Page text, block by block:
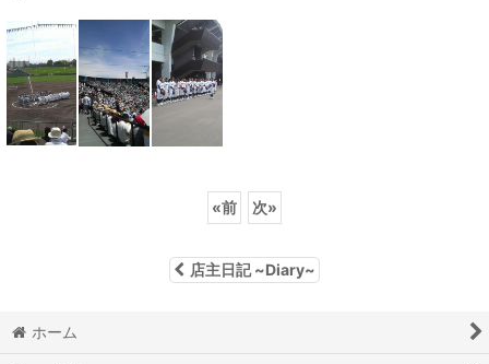
«前 次»
店主日記 ~Diary~
ホーム